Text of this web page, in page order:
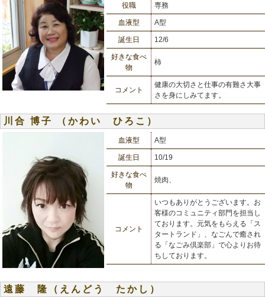
役職 専務
血液型 A型
誕生日 12/6
好きな食べ
物
柿
コメント
健康の大切さと仕事の有難さ大事
さを身にしみてます。
川合 博子 （かわい ひろこ）
血液型 A型
誕生日 10/19
好きな食べ
物
焼肉、
コメント
いつもありがとうございます。お
客様のコミュニティ部門を担当し
ております。元気をもらえる「ス
タートランド」、なごんで癒され
る「なごみ倶楽部」で心よりお待
ちしております。
遠藤 隆（えんどう たかし）